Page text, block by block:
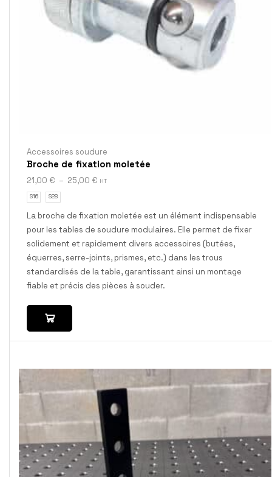
Accessoires soudure
Broche de fixation moletée
21,00 € – 25,00 € HT
S16 S28
La broche de fixation moletée est un élément indispensable
pour les tables de soudure modulaires. Elle permet de fixer
solidement et rapidement divers accessoires (butées,
équerres, serre-joints, prismes, etc.) dans les trous
standardisés de la table, garantissant ainsi un montage
fiable et précis des pièces à souder.